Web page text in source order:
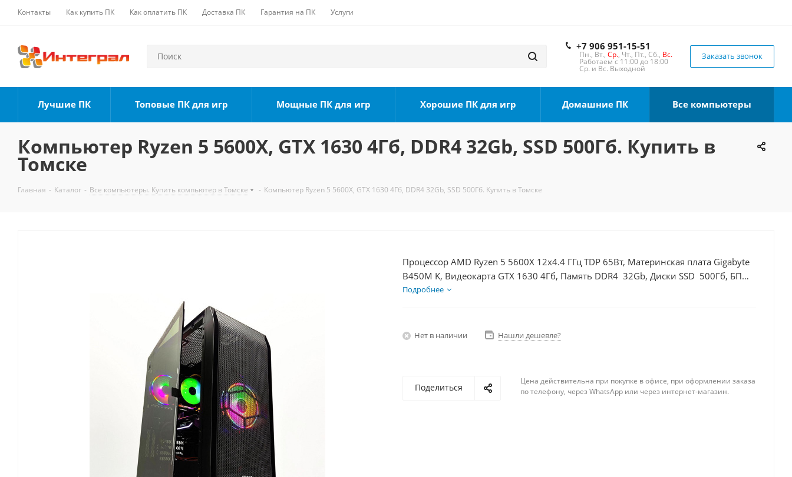
Контакты Как купить ПК Как оплатить ПК Доставка ПК Гарантия на ПК Услуги
+7 906 951-15-51
Пн., Вт., Ср., Чт., Пт., Сб., Вс.
Работаем с 11:00 до 18:00
Ср. и Вс. Выходной
Заказать звонок
Лучшие ПК Топовые ПК для игр Мощные ПК для игр Хорошие ПК для игр Домашние ПК Все компьютеры
Компьютер Ryzen 5 5600X, GTX 1630 4Гб, DDR4 32Gb, SSD 500Гб. Купить в
Томске
Главная - Каталог - Все компьютеры. Купить компьютер в Томске - Компьютер Ryzen 5 5600X, GTX 1630 4Гб, DDR4 32Gb, SSD 500Гб. Купить в Томске
Процессор AMD Ryzen 5 5600X 12x4.4 ГГц TDP 65Вт, Материнская плата Gigabyte
B450M K, Видеокарта GTX 1630 4Гб, Память DDR4 32Gb, Диски SSD 500Гб, БП
350Вт
Подробнее
Нет в наличии Нашли дешевле?
Поделиться
Цена действительна при покупке в офисе, при оформлении заказа
по телефону, через WhatsApp или через интернет-магазин.